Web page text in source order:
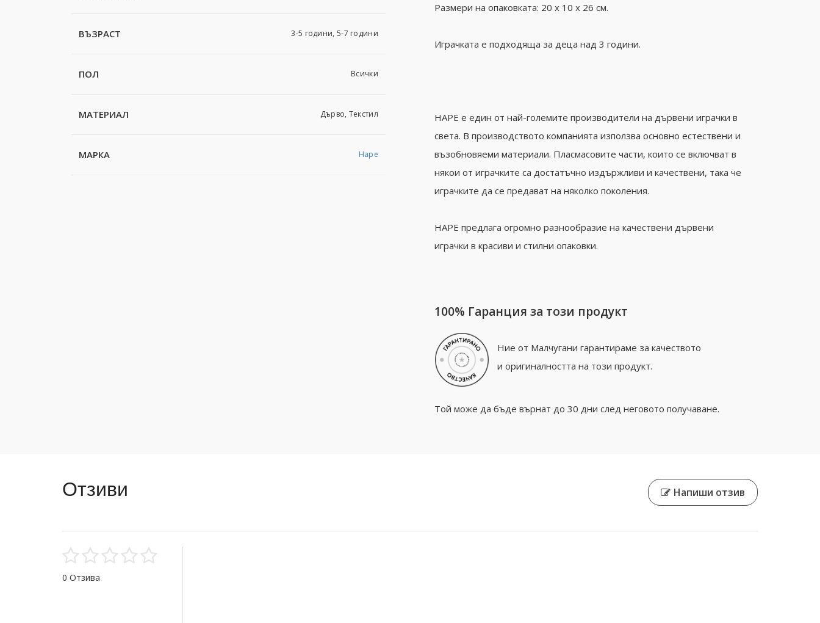
ВЪЗРАСТ 3-5 години, 5-7 години
ПОЛ Всички
МАТЕРИАЛ Дърво, Текстил
МАРКА Hape
Размери на опаковката: 20 х 10 х 26 см.
Играчката е подходяща за деца над 3 години.
HAPE е един от най-големите производители на дървени играчки в
света. В производството компанията използва основно естествени и
възобновяеми материали. Пласмасовите части, които се включват в
някои от играчките са достатъчно издържливи и качествени, така че
играчките да се предават на няколко поколения.
HAPE предлага огромно разнообразие на качествени дървени
играчки в красиви и стилни опаковки.
100% Гаранция за този продукт
Ние от Малчугани гарантираме за качеството
и оригиналността на този продукт.
Той може да бъде върнат до 30 дни след неговото получаване.
Отзиви Напиши отзив
0 Отзива